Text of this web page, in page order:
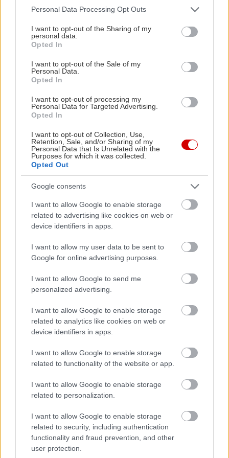
Please note that this website/app uses one or more Google
not limited to your visit or usage behaviour. You may click to
grant or deny consent to Google and its third-party tags to
use your data for below specified purposes in below Google
consent section.
Personal Data Processing Opt Outs
I want to opt-out of the Sharing of my
personal data.
Opted In
I want to opt-out of the Sale of my
Personal Data.
Opted In
I want to opt-out of processing my
Personal Data for Targeted Advertising.
Opted In
I want to opt-out of Collection, Use,
Retention, Sale, and/or Sharing of my
Personal Data that Is Unrelated with the
Purposes for which it was collected.
Opted Out
Google consents
I want to allow Google to enable storage
related to advertising like cookies on web or
device identifiers in apps.
I want to allow my user data to be sent to
Google for online advertising purposes.
I want to allow Google to send me
personalized advertising.
I want to allow Google to enable storage
related to analytics like cookies on web or
device identifiers in apps.
I want to allow Google to enable storage
related to functionality of the website or app.
I want to allow Google to enable storage
related to personalization.
I want to allow Google to enable storage
related to security, including authentication
functionality and fraud prevention, and other
user protection.
εξαιρετική αυτονομία. Η πιο πρόσφατη έκδοση
λογισμικού Max Performance Charging βελτιστο
ποιεί κυρίως την αποδοτικότητα κατά τη φόρτιση
του αυτοκινήτου. Επιπλέον, το αμιγώς
ηλεκτρικό SAC είναι εξοπλισμένο για χρήση της
Διαθέσιμο για την BMW iX2 είναι επίσης το νέο
πακέτο Connected Home Charging Package για
έξυπνη φόρτιση στο σπίτι, βελτιστοποιημένη
μέσω ηλιακής ενέργειας και με γνώμονα τη
ζήτηση.
Ένας τρικύλινδρος βενζινοκινητήρας από την πιο
πρόσφατη αρθρωτή γενιά μονάδων της
οικογένειας Efficient Dynamics τροφοδοτεί τη
νέα BMW X2 sDrive20i. Σε συνεργασία με το ήπιο